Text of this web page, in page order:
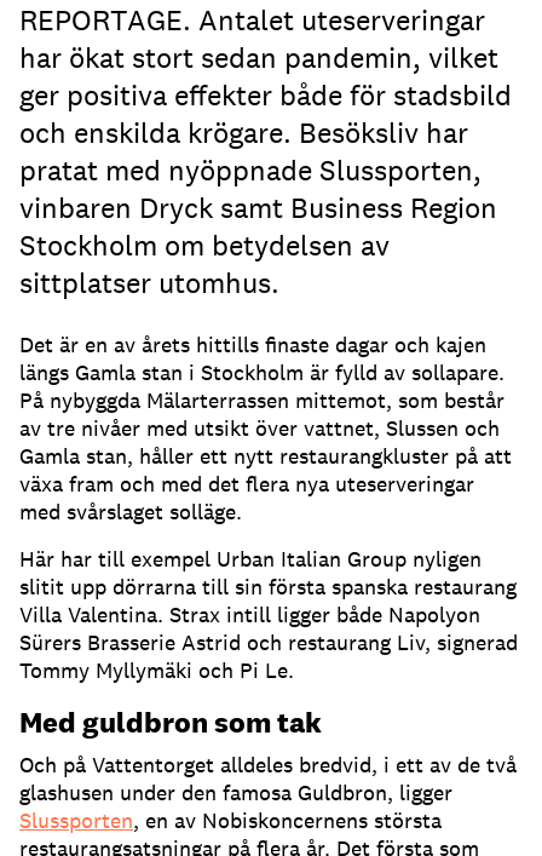
REPORTAGE. Antalet uteserveringar
har ökat stort sedan pandemin, vilket
ger positiva effekter både för stadsbild
och enskilda krögare. Besöksliv har
pratat med nyöppnade Slussporten,
vinbaren Dryck samt Business Region
Stockholm om betydelsen av
sittplatser utomhus.
Det är en av årets hittills finaste dagar och kajen
längs Gamla stan i Stockholm är fylld av sollapare.
På nybyggda Mälarterrassen mittemot, som består
av tre nivåer med utsikt över vattnet, Slussen och
Gamla stan, håller ett nytt restaurangkluster på att
växa fram och med det flera nya uteserveringar
med svårslaget solläge.
Här har till exempel Urban Italian Group nyligen
slitit upp dörrarna till sin första spanska restaurang
Villa Valentina. Strax intill ligger både Napolyon
Sürers Brasserie Astrid och restaurang Liv, signerad
Tommy Myllymäki och Pi Le.
Med guldbron som tak
Och på Vattentorget alldeles bredvid, i ett av de två
glashusen under den famosa Guldbron, ligger
Slussporten, en av Nobiskoncernens största
restaurangsatsningar på flera år. Det första som